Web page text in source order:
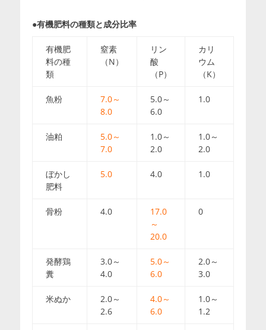
●有機肥料の種類と成分比率
有機肥
料の種
類
窒素
（N）
リン
酸
（P）
カリ
ウム
（K）
魚粉
7.0～
8.0
5.0～
6.0
1.0
油粕
5.0～
7.0
1.0～
2.0
1.0～
2.0
ぼかし
肥料
5.0 4.0 1.0
骨粉 4.0
17.0
～
20.0
0
発酵鶏
糞
3.0～
4.0
5.0～
6.0
2.0～
3.0
米ぬか
2.0～
2.6
4.0～
6.0
1.0～
1.2